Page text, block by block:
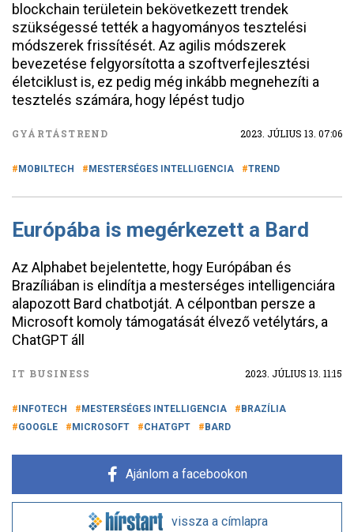
blockchain területein bekövetkezett trendek
szükségessé tették a hagyományos tesztelési
módszerek frissítését. Az agilis módszerek
bevezetése felgyorsította a szoftverfejlesztési
életciklust is, ez pedig még inkább megnehezíti a
tesztelés számára, hogy lépést tudjo
GYÁRTÁSTREND 2023. JÚLIUS 13. 07:06
MOBILTECH MESTERSÉGES INTELLIGENCIA TREND
Európába is megérkezett a Bard
Az Alphabet bejelentette, hogy Európában és
Brazíliában is elindítja a mesterséges intelligenciára
alapozott Bard chatbotját. A célpontban persze a
Microsoft komoly támogatását élvező vetélytárs, a
ChatGPT áll
IT BUSINESS 2023. JÚLIUS 13. 11:15
INFOTECH MESTERSÉGES INTELLIGENCIA
BRAZÍLIA
GOOGLE
MICROSOFT CHATGPT BARD
Ajánlom a facebookon
vissza a címlapra